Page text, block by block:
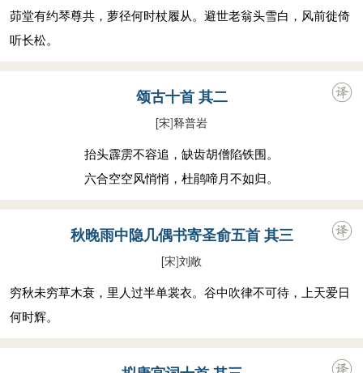
茆堂有约琴尊共，萝径何时杖履从。避世老翁头雪白，风前徙倚
听长松。
颂古十首 其二
[宋]释普岩
抬头霹雳不容追，缺齿胡僧陷铁围。
六合空空风悄悄，杜鹃啼月不如归。
秋晚雨中隐几偶书寄圣俞五首 其三
[宋]刘敞
穷秋未穷草木衰，里人过半单裳衣。谷中吹律不可待，上天爱日
何时辉。